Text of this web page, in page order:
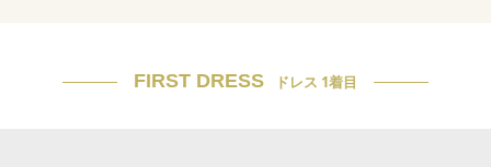
FIRST DRESS ドレス 1着目